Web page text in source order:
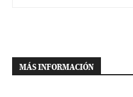
MÁS INFORMACIÓN